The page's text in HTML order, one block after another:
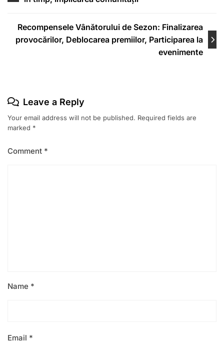
Recompensele Vânătorului de Sezon: Finalizarea
provocărilor, Deblocarea premiilor, Participarea la
evenimente
Leave a Reply
Your email address will not be published. Required fields are
marked *
Comment *
Name *
Email *